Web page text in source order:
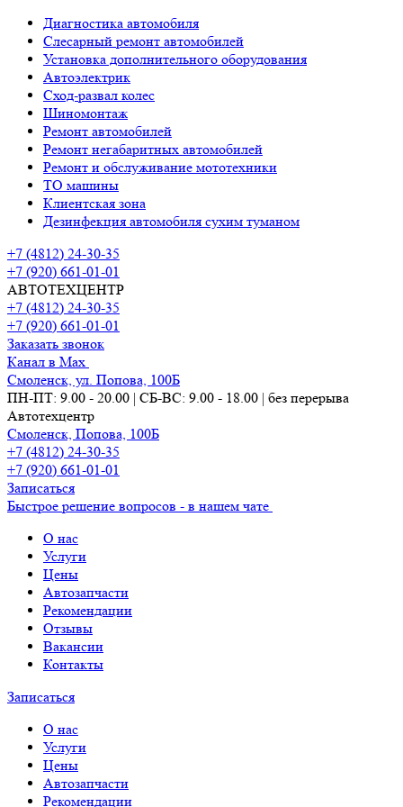
Диагностика автомобиля
Слесарный ремонт автомобилей
Установка дополнительного оборудования
Автоэлектрик
Сход-развал колес
Шиномонтаж
Ремонт автомобилей
Ремонт негабаритных автомобилей
Ремонт и обслуживание мототехники
ТО машины
Клиентская зона
Дезинфекция автомобиля сухим туманом
+7 (4812) 24-30-35
+7 (920) 661-01-01
АВТОТЕХЦЕНТР
+7 (4812) 24-30-35
+7 (920) 661-01-01
Заказать звонок
Канал в Max
Смоленск, ул. Попова, 100Б
ПН-ПТ: 9.00 - 20.00 | СБ-ВС: 9.00 - 18.00 | без перерыва
Автотехцентр
Смоленск, Попова, 100Б
+7 (4812) 24-30-35
+7 (920) 661-01-01
Записаться
Быстрое решение вопросов - в нашем чате
О нас
Услуги
Цены
Автозапчасти
Рекомендации
Отзывы
Вакансии
Контакты
Записаться
О нас
Услуги
Цены
Автозапчасти
Рекомендации